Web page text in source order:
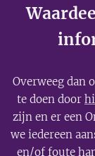
Overweeg dan
te doen door
zijn en er een
we iedereen
en/of foute